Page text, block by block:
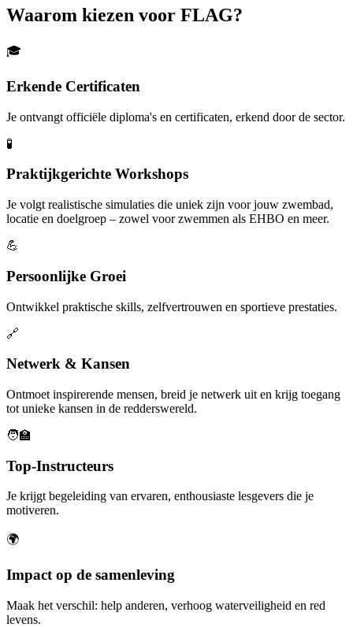
Waarom kiezen voor FLAG?
🎓
Erkende Certificaten
Je ontvangt officiële diploma's en certificaten, erkend door de sector.
🧪
Praktijkgerichte Workshops
Je volgt realistische simulaties die uniek zijn voor jouw zwembad,
locatie en doelgroep – zowel voor zwemmen als EHBO en meer.
💪
Persoonlijke Groei
Ontwikkel praktische skills, zelfvertrouwen en sportieve prestaties.
🔗
Netwerk & Kansen
Ontmoet inspirerende mensen, breid je netwerk uit en krijg toegang
tot unieke kansen in de redderswereld.
🧑‍🏫
Top-Instructeurs
Je krijgt begeleiding van ervaren, enthousiaste lesgevers die je
motiveren.
🌍
Impact op de samenleving
Maak het verschil: help anderen, verhoog waterveiligheid en red
levens.